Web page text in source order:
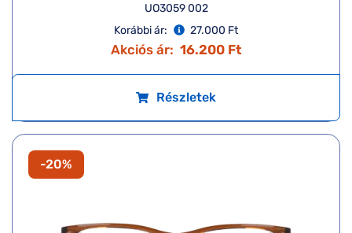
UO3059 002
Korábbi ár:
27.000 Ft
Akciós ár: 16.200 Ft
Részletek
-20%